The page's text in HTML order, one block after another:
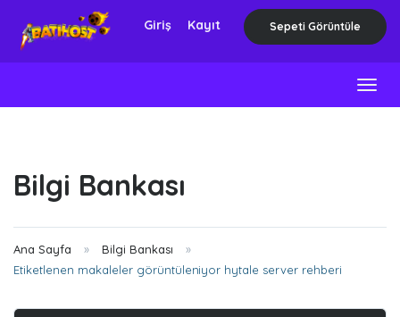
Giriş Kayıt Sepeti Görüntüle
Bilgi Bankası
Ana Sayfa
Bilgi Bankası
Etiketlenen makaleler görüntüleniyor hytale server rehberi